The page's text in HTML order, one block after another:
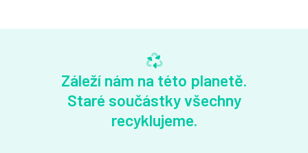
Záleží nám na této planetě.
Staré součástky všechny
recyklujeme.